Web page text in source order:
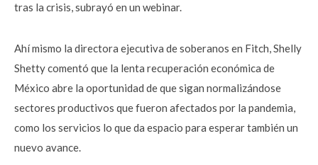
tras la crisis, subrayó en un webinar.
Ahí mismo la directora ejecutiva de soberanos en Fitch, Shelly
Shetty comentó que la lenta recuperación económica de
México abre la oportunidad de que sigan normalizándose
sectores productivos que fueron afectados por la pandemia,
como los servicios lo que da espacio para esperar también un
nuevo avance.